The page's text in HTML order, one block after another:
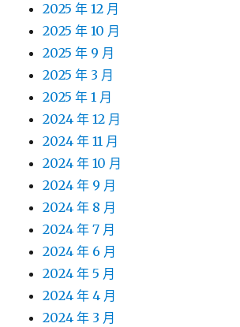
2025 年 12 月
2025 年 10 月
2025 年 9 月
2025 年 3 月
2025 年 1 月
2024 年 12 月
2024 年 11 月
2024 年 10 月
2024 年 9 月
2024 年 8 月
2024 年 7 月
2024 年 6 月
2024 年 5 月
2024 年 4 月
2024 年 3 月